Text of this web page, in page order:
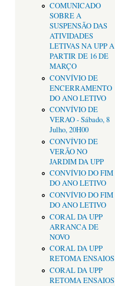
COMUNICADO
SOBRE A
SUSPENSÃO DAS
ATIVIDADES
LETIVAS NA UPP A
PARTIR DE 16 DE
MARÇO
CONVÍVIO DE
ENCERRAMENTO
DO ANO LETIVO
CONVÍVIO DE
VERAO - Sábado, 8
Julho, 20H00
CONVÍVIO DE
VERÃO NO
JARDIM DA UPP
CONVÍVIO DO FIM
DO ANO LETIVO
CONVÍVIO DO FIM
DO ANO LETIVO
CORAL DA UPP
ARRANCA DE
NOVO
CORAL DA UPP
RETOMA ENSAIOS
CORAL DA UPP
RETOMA ENSAIOS